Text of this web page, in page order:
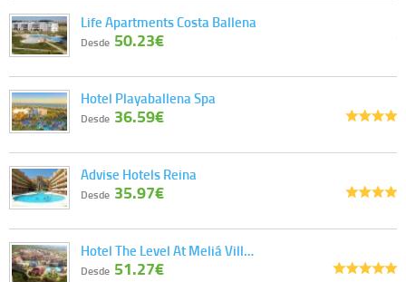
Life Apartments Costa Ballena
Desde 50.23€
Hotel Playaballena Spa
Desde 36.59€
Advise Hotels Reina
Desde 35.97€
Hotel The Level At Meliá Vill…
Desde 51.27€